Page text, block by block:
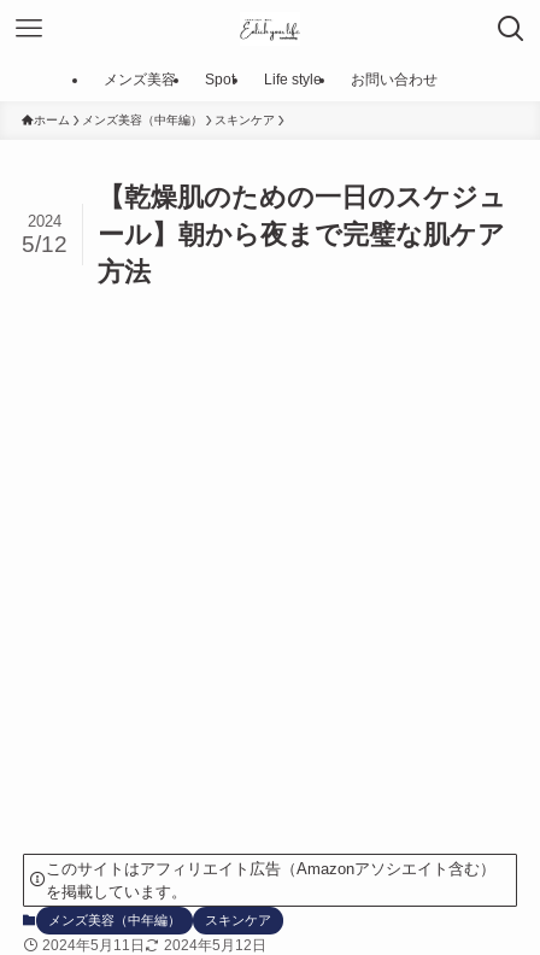
メンズ美容 Spot Life style お問い合わせ
ホーム メンズ美容（中年編） スキンケア
【乾燥肌のための一日のスケジュ
ール】朝から夜まで完璧な肌ケア
方法
2024
5/12
このサイトはアフィリエイト広告（Amazonアソシエイト含む）
を掲載しています。
メンズ美容（中年編） スキンケア
2024年5月11日 2024年5月12日